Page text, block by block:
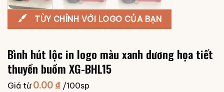
TÙY CHỈNH VỚI LOGO CỦA BẠN
Bình hút lộc in logo màu xanh dương họa tiết
thuyền buồm XG-BHL15
Giá từ 0.00₫ /100sp